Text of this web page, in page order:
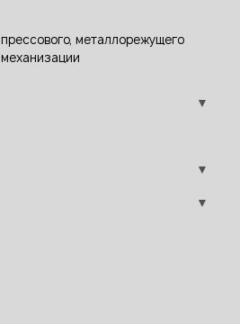
металлорежущего